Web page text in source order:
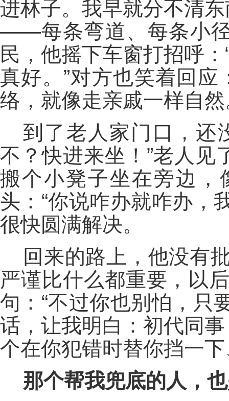
进林子。我早就分不清
——每条弯道、每条小
民，他摇下车窗打招呼
真好。”对方也笑着回应
络，就像走亲戚一样自
到了老人家门口，还
不？快进来坐！”老人见
搬个小凳子坐在旁边，
头：“你说咋办就咋办，
很快圆满解决。
回来的路上，他没有
严谨比什么都重要，以
句：“不过你也别怕，只
话，让我明白：初代同
个在你犯错时替你挡一
那个帮我兜底的人，